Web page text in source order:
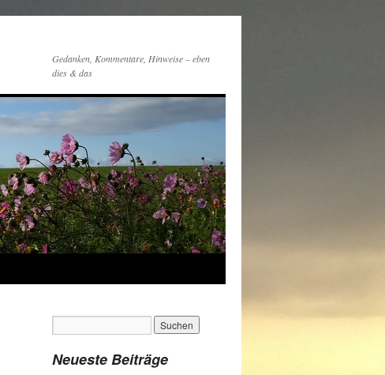
Gedanken, Kommentare, Hinweise – eben
dies & das
Neueste Beiträge